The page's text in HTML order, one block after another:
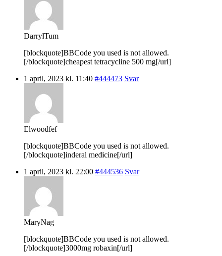
DarrylTum
[blockquote]BBCode you used is not allowed.
[/blockquote]cheapest tetracycline 500 mg[/url]
1 april, 2023 kl. 11:40 #444473 Svar
Elwoodfef
[blockquote]BBCode you used is not allowed.
[/blockquote]inderal medicine[/url]
1 april, 2023 kl. 22:00 #444536 Svar
MaryNag
[blockquote]BBCode you used is not allowed.
[/blockquote]3000mg robaxin[/url]